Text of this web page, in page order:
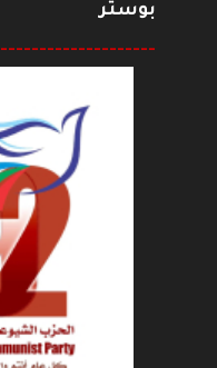
بوستر
--------------------